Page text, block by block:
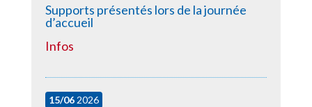
Supports présentés lors de la journée
d’accueil
Infos
15/062026